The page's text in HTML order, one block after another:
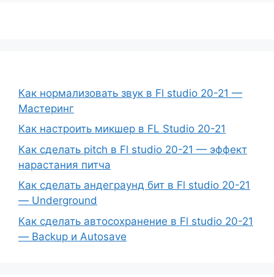
Как нормализовать звук в Fl studio 20-21 —
Мастеринг
Как настроить микшер в FL Studio 20-21
Как сделать pitch в Fl studio 20-21 — эффект
нарастания питча
Как сделать андеграунд бит в Fl studio 20-21
— Underground
Как сделать автосохранение в Fl studio 20-21
— Backup и Autosave